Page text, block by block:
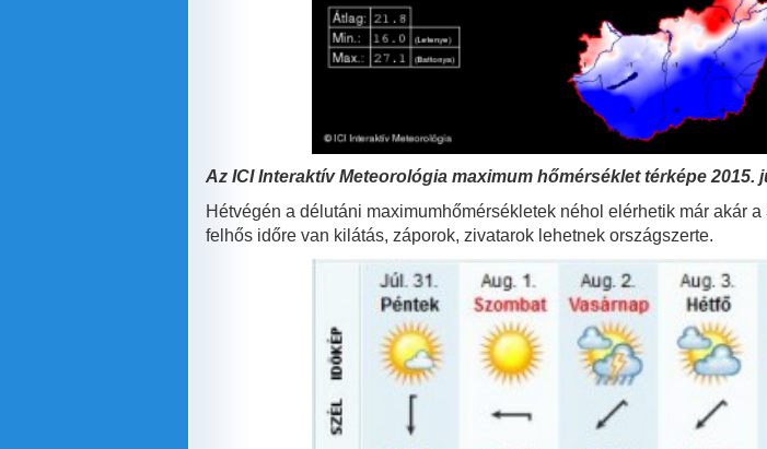
Az ICIInteraktív Meteorológia maximum hőmérséklet térképe 2015.
Hétvégén a délutáni maximumhőmérsékletek néhol elérhetik már akár
felhős időre van kilátás, záporok, zivatarok lehetnek országszerte.